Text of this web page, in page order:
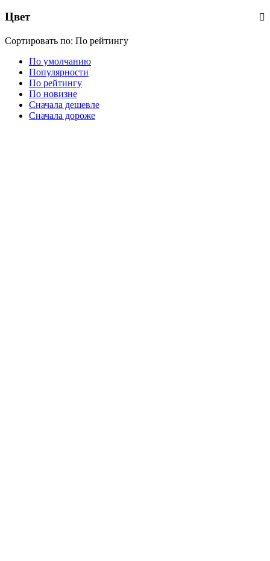
Цвет
Сортировать по: По рейтингу
По умолчанию
Популярности
По рейтингу
По новизне
Сначала дешевле
Сначала дороже